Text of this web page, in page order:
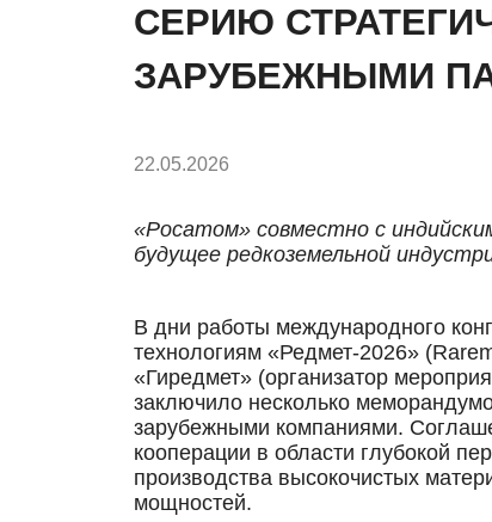
СЕРИЮ
ЗАРУБЕЖНЫМИ
22.05.2026
«Росатом» совместно с
будущее редкоземельной
В дни работы международного
технологиям «Редмет-2026»
«Гиредмет» (организатор
заключило несколько
зарубежными компаниями.
кооперации в области глубокой
производства высокочистых
мощностей.